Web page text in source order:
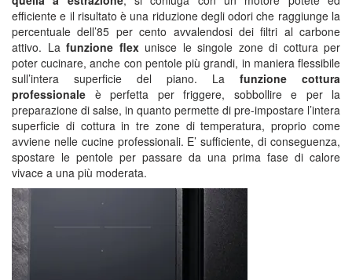
efficiente e il risultato è una riduzione degli odori che raggiunge la
percentuale dell’85 per cento avvalendosi dei filtri al carbone
attivo. La funzione flexunisce le singole zone di cottura per
poter cucinare, anche con pentole più grandi, in maniera flessibile
sull’intera superficie del piano. La funzione cottura
professionale è perfetta per friggere, sobbollire e per la
preparazione di salse, in quanto permette di pre-impostare l’intera
superficie di cottura in tre zone di temperatura, proprio come
avviene nelle cucine professionali. E’ sufficiente, di conseguenza,
spostare le pentole per passare da una prima fase di calore
vivace a una più moderata.